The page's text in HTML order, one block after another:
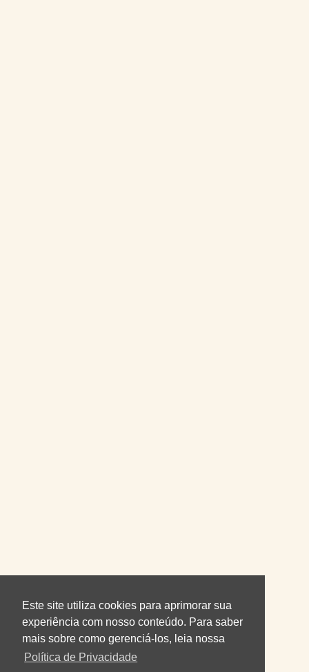
Este site utiliza cookies para aprimorar sua
experiência com nosso conteúdo. Para saber
mais sobre como gerenciá-los, leia nossa
Política de Privacidade